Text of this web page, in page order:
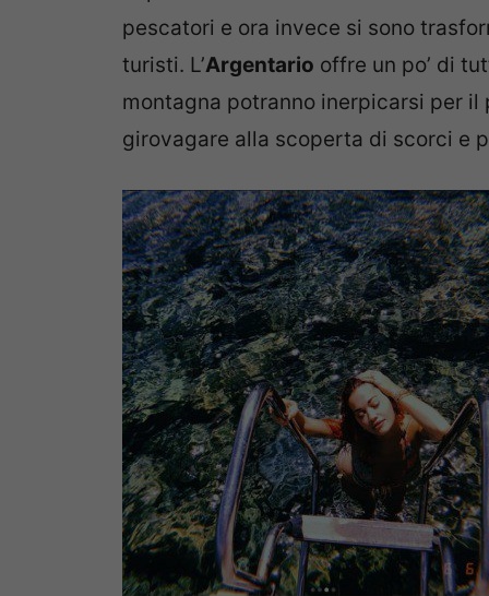
pescatori e ora invece si sono
turisti. L’Argentario offre un po’ di
montagna potranno inerpicarsi per
girovagare alla scoperta di scorci e